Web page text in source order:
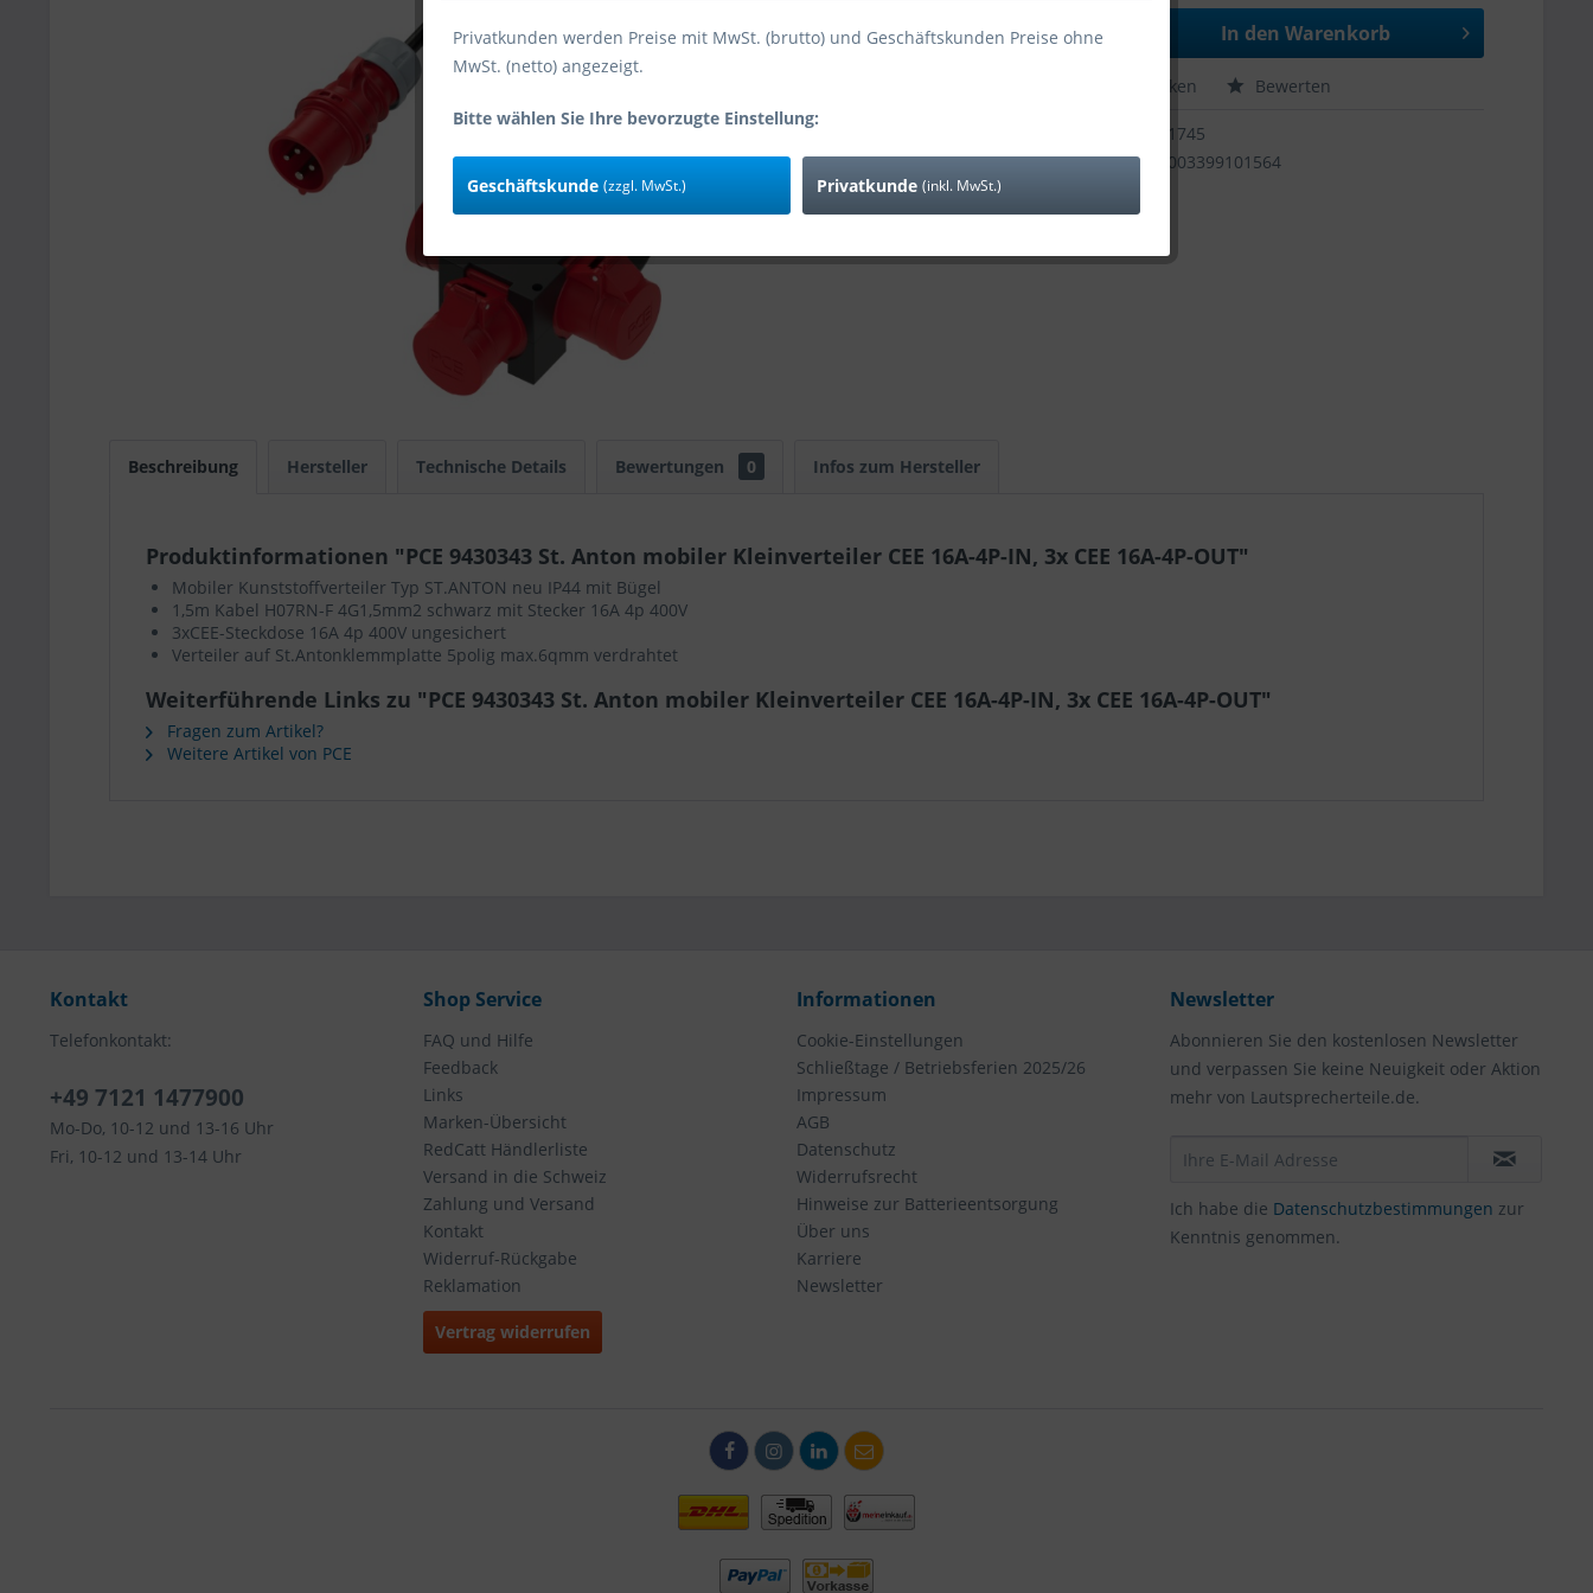
In den Warenkorb
Merken Bewerten
11745
EAN
9003399101564
Beschreibung Hersteller Technische Details Bewertungen 0 Infos zum Hersteller
Produktinformationen "PCE 9430343 St. Anton mobiler Kleinverteiler CEE 16A-4P-IN, 3x CEE 16A-4P-OUT"
Mobiler Kunststoffverteiler Typ ST.ANTON neu IP44 mit Bügel
1,5m Kabel H07RN-F 4G1,5mm2 schwarz mit Stecker 16A 4p 400V
3xCEE-Steckdose 16A 4p 400V ungesichert
Verteiler auf St.Antonklemmplatte 5polig max.6qmm verdrahtet
Weiterführende Links zu "PCE 9430343 St. Anton mobiler Kleinverteiler CEE 16A-4P-IN, 3x CEE 16A-4P-OUT"
Fragen zum Artikel?
Weitere Artikel von PCE
Kontakt
Telefonkontakt:
+49 7121 1477900
Mo-Do, 10-12 und 13-16 Uhr
Fri, 10-12 und 13-14 Uhr
Shop Service
FAQ und Hilfe
Feedback
Links
Marken-Übersicht
RedCatt Händlerliste
Versand in die Schweiz
Zahlung und Versand
Kontakt
Widerruf-Rückgabe
Reklamation
Vertrag widerrufen
Informationen
Cookie-Einstellungen
Schließtage / Betriebsferien 2025/26
Impressum
AGB
Datenschutz
Widerrufsrecht
Hinweise zur Batterieentsorgung
Über uns
Karriere
Newsletter
Newsletter
Abonnieren Sie den kostenlosen Newsletter
und verpassen Sie keine Neuigkeit oder Aktion
mehr von Lautsprecherteile.de.
Ich habe die Datenschutzbestimmungen zur
Kenntnis genommen.
Privatkunden werden Preise mit MwSt. (brutto) und Geschäftskunden Preise ohne
MwSt. (netto) angezeigt.
Bitte wählen Sie Ihre bevorzugte Einstellung:
Geschäftskunde (zzgl. MwSt.) Privatkunde (inkl. MwSt.)